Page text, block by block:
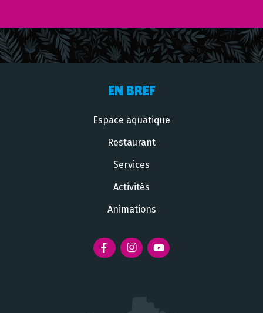
EN BREF
Espace aquatique
Restaurant
Services
Activités
Animations